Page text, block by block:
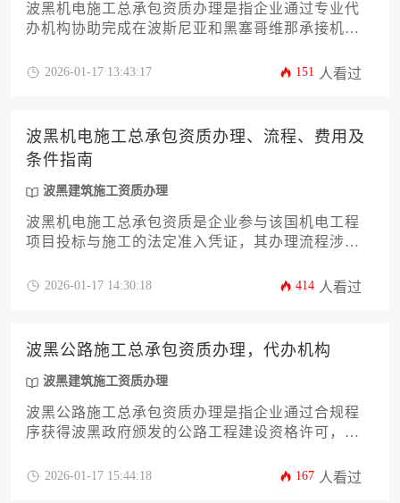
波黑机电施工总承包资质办理是指企业通过专业代
办机构协助完成在波斯尼亚和黑塞哥维那承接机电
请、材料准备、合规审查及政府沟通等全流程服
2026-01-17 13:43:17 151 人看过
波黑机电施工总承包资质办理、流程、费用及
条件指南
波黑建筑施工资质办理
波黑机电施工总承包资质是企业参与该国机电工程
项目投标与施工的法定准入凭证，其办理流程涉及
关键环节，成功获取该资质需满足特定的财务、技
2026-01-17 14:30:18 414 人看过
波黑公路施工总承包资质办理，代办机构
波黑建筑施工资质办理
波黑公路施工总承包资质办理是指企业通过合规程
序获得波黑政府颁发的公路工程建设资格许可，而
务的专业第三方组织，能够有效提升办理效率并降
2026-01-17 15:44:18 167 人看过